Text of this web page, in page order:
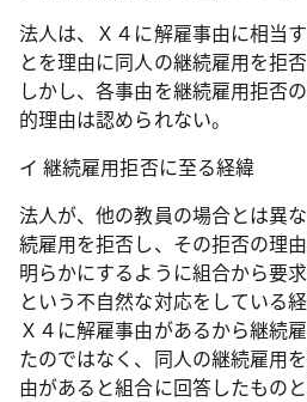
法人は、Ｘ４に解雇事由に相当
とを理由に同人の継続雇用を拒
しかし、各事由を継続雇用拒否
的理由は認められない。
イ 継続雇用拒否に至る経緯
法人が、他の教員の場合とは異
続雇用を拒否し、その拒否の理
明らかにするように組合から要
という不自然な対応をしている
Ｘ４に解雇事由があるから継続
たのではなく、同人の継続雇用
由があると組合に回答したもの